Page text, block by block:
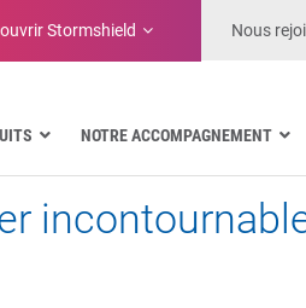
Stormshield Nous
Industrie
Marine
NOTRE ACCOMPAGNEMENT